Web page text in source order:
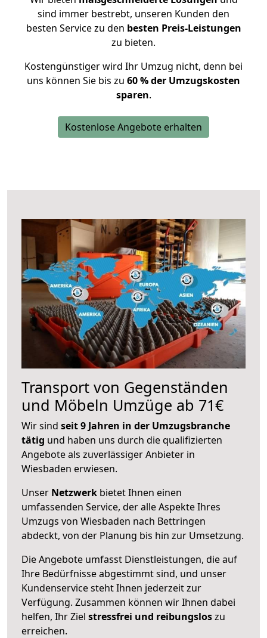
sind immer bestrebt, unseren Kunden den
besten Service zu den besten Preis-Leistungen
zu bieten.
Kostengünstiger wird Ihr Umzug nicht, denn bei
uns können Sie bis zu 60 % der Umzugskosten
sparen.
Kostenlose Angebote erhalten
Transport von Gegenständen
und Möbeln Umzüge ab 71€
Wir sind seit 9 Jahren in der Umzugsbranche
tätig und haben uns durch die qualifizierten
Angebote als zuverlässiger Anbieter in
Wiesbaden erwiesen.
Unser Netzwerk bietet Ihnen einen
umfassenden Service, der alle Aspekte Ihres
Umzugs von Wiesbaden nach Bettringen
abdeckt, von der Planung bis hin zur Umsetzung.
Die Angebote umfasst Dienstleistungen, die auf
Ihre Bedürfnisse abgestimmt sind, und unser
Kundenservice steht Ihnen jederzeit zur
Verfügung. Zusammen können wir Ihnen dabei
helfen, Ihr Ziel stressfrei und reibungsloszu
erreichen.